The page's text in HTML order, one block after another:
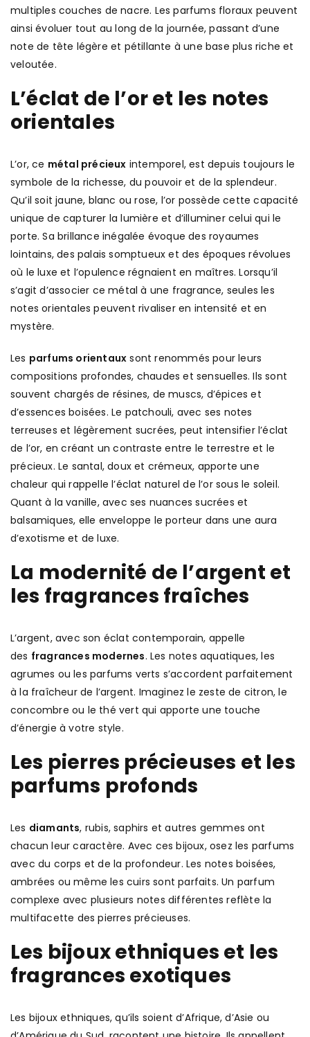
multiples couches de nacre. Les parfums floraux peuvent
ainsi évoluer tout au long de la journée, passant d’une
note de tête légère et pétillante à une base plus riche et
veloutée.
L’éclat de l’or et les notes
orientales
L’or, ce métal précieux intemporel, est depuis toujours le
symbole de la richesse, du pouvoir et de la splendeur.
Qu’il soit jaune, blanc ou rose, l’or possède cette capacité
unique de capturer la lumière et d’illuminer celui qui le
porte. Sa brillance inégalée évoque des royaumes
lointains, des palais somptueux et des époques révolues
où le luxe et l’opulence régnaient en maîtres. Lorsqu’il
s’agit d’associer ce métal à une fragrance, seules les
notes orientales peuvent rivaliser en intensité et en
mystère.
Les parfums orientaux sont renommés pour leurs
compositions profondes, chaudes et sensuelles. Ils sont
souvent chargés de résines, de muscs, d’épices et
d’essences boisées. Le patchouli, avec ses notes
terreuses et légèrement sucrées, peut intensifier l’éclat
de l’or, en créant un contraste entre le terrestre et le
précieux. Le santal, doux et crémeux, apporte une
chaleur qui rappelle l’éclat naturel de l’or sous le soleil.
Quant à la vanille, avec ses nuances sucrées et
balsamiques, elle enveloppe le porteur dans une aura
d’exotisme et de luxe.
La modernité de l’argent et
les fragrances fraîches
L’argent, avec son éclat contemporain, appelle
des fragrances modernes. Les notes aquatiques, les
agrumes ou les parfums verts s’accordent parfaitement
à la fraîcheur de l’argent. Imaginez le zeste de citron, le
concombre ou le thé vert qui apporte une touche
d’énergie à votre style.
Les pierres précieuses et les
parfums profonds
Les diamants, rubis, saphirs et autres gemmes ont
chacun leur caractère. Avec ces bijoux, osez les parfums
avec du corps et de la profondeur. Les notes boisées,
ambrées ou même les cuirs sont parfaits. Un parfum
complexe avec plusieurs notes différentes reflète la
multifacette des pierres précieuses.
Les bijoux ethniques et les
fragrances exotiques
Les bijoux ethniques, qu’ils soient d’Afrique, d’Asie ou